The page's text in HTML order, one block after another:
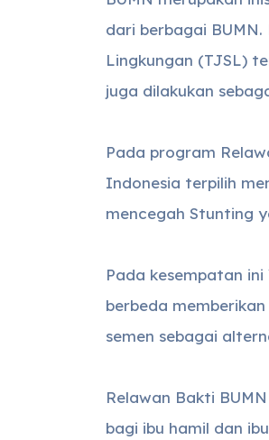
dari berbagai
Lingkungan (TJSL)
juga dilakukan
Pada program
Indonesia terpilih
mencegah Stunting
Pada kesempatan
berbeda
semen sebagai
Relawan Bakti
bagi ibu hamil dan